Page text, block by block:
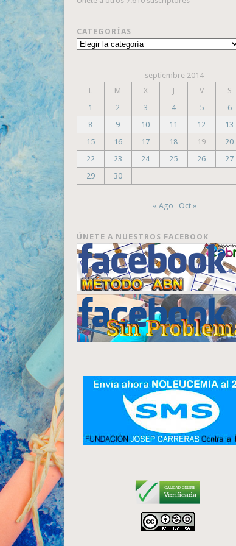
CATEGORÍAS
Categorías
septiembre 2014
L
M X J V S
1
2 3 4 5 6
8
9 10 11 12 13
15
16 17 18 19 20
22
23 24 25 26 27
29
30
« Ago Oct »
ÚNETE A NUESTROS FACEBOOK